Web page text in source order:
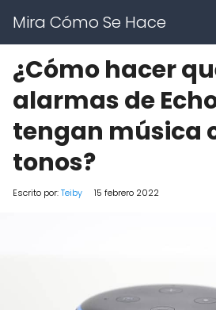
Mira Cómo Se Hace
¿Cómo hacer
alarmas de
tengan música
tonos?
Escrito por:Teiby 15 febrero 2022